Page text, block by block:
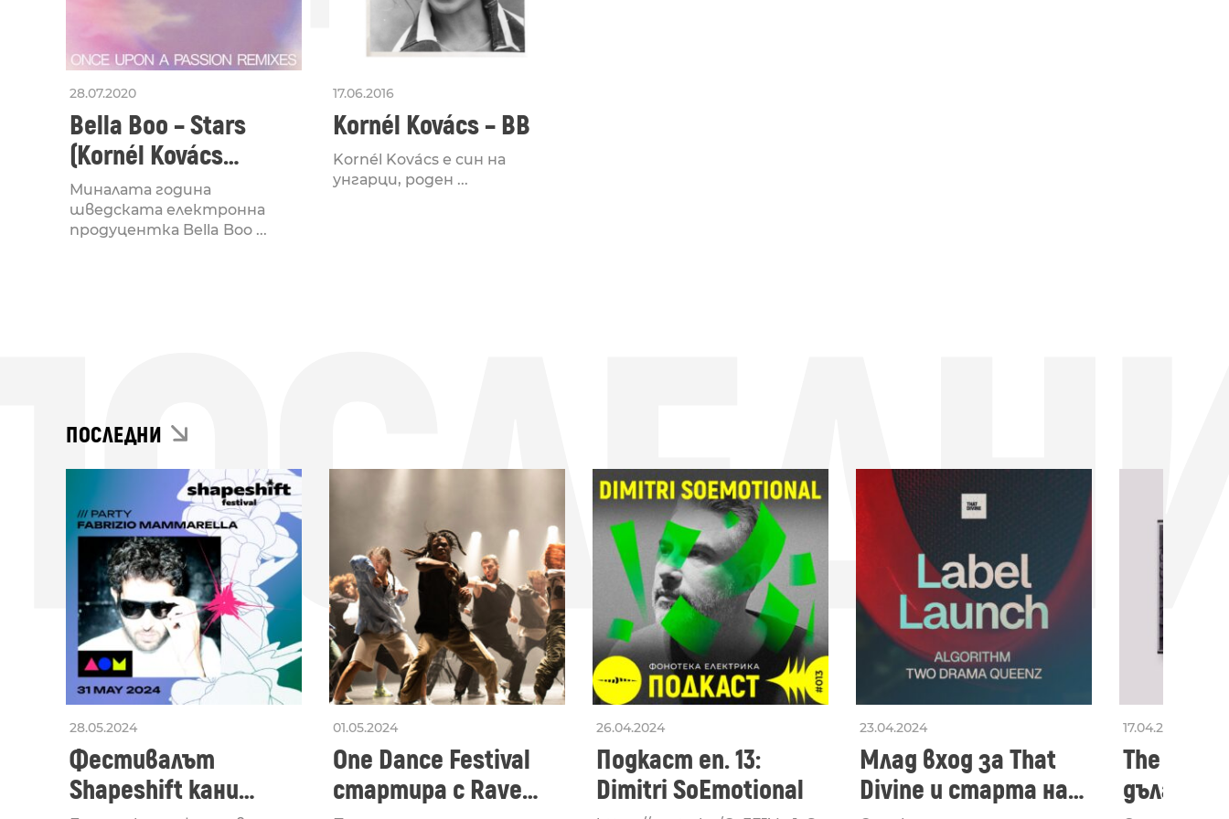
28.07.2020
Bella Boo – Stars
(Kornél Kovács
Remix)
Миналата година
шведската електронна
продуцентка Bella Boo ...
17.06.2016
Kornél Kovács – BB
Kornél Kovács е син на
унгарци, роден ...
ПОСЛЕДНИ
28.05.2024
Фестивалът
Shapeshift кани
01.05.2024
One Dance Festival
стартира с Rave
26.04.2024
Подкаст еп. 13:
Dimitri SoEmotional
23.04.2024
Млад вход за That
Divine и старта на
17.04.2024
The